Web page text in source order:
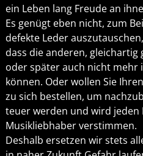
ein Leben lang Freude an
Es genügt eben nicht, zum
defekte Leder
dass die anderen,
oder später auch nicht mehr
können. Oder wollen Sie
zu sich bestellen, um
teuer werden und wird jeden
Musikliebhaber verstimmen.
Deshalb ersetzen wir stets